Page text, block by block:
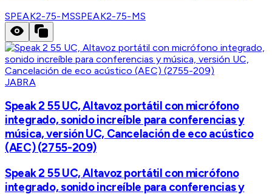
SPEAK2-75-MSSPEAK2-75-MS
JABRA
Speak 2 55 UC, Altavoz portátil con micrófono
integrado, sonido increíble para conferencias y
música, versión UC, Cancelación de eco acústico
(AEC) (2755-209)
Speak 2 55 UC, Altavoz portátil con micrófono
integrado, sonido increíble para conferencias y